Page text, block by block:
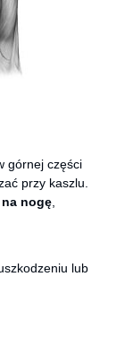
górnej części
przy kaszlu.
nogę
lub